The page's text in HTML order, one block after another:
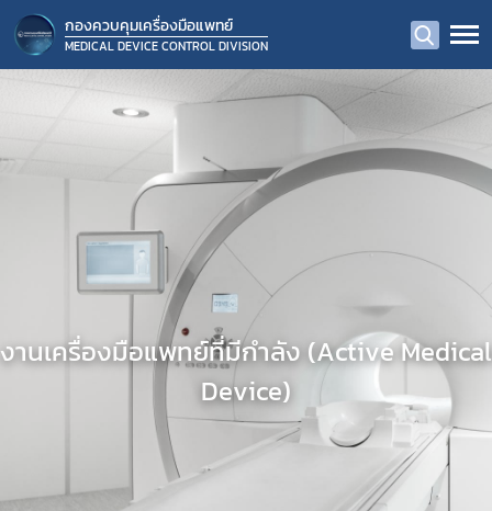
กองควบคุมเครื่องมือแพทย์
MEDICAL DEVICE CONTROL DIVISION
งานเครื่องมือแพทย์ที่มีกำลัง (Active Medical
Device)